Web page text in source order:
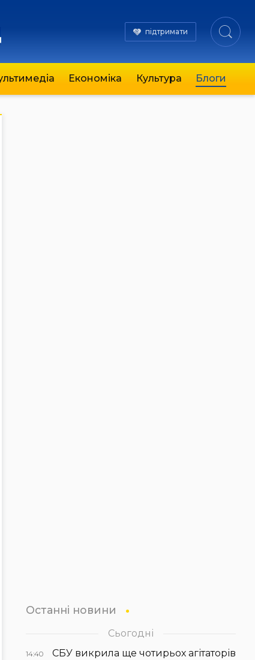
підтримати
Економіка Культура Блоги
Останні новини
Сьогодні
14:40
СБУ викрила ще чотирьох агітаторів